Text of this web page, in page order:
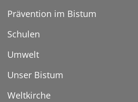
Prävention im Bistum
Schulen
Umwelt
Unser Bistum
Weltkirche